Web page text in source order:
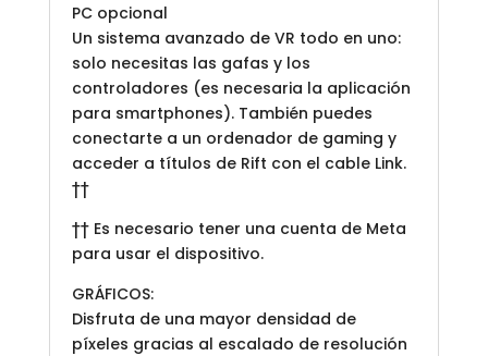
PC opcional
Un sistema avanzado de VR todo en uno:
solo necesitas las gafas y los
controladores (es necesaria la aplicación
para smartphones). También puedes
conectarte a un ordenador de gaming y
acceder a títulos de Rift con el cable Link.
††
†† Es necesario tener una cuenta de Meta
para usar el dispositivo.
GRÁFICOS:
Disfruta de una mayor densidad de
píxeles gracias al escalado de resolución